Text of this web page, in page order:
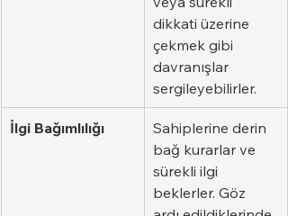
dikkati üzerine
çekmek gibi
davranışlar
sergileyebilirler.
İlgi Bağımlılığı
Sahiplerine derin
bağ kurarlar ve
sürekli ilgi
beklerler. Göz